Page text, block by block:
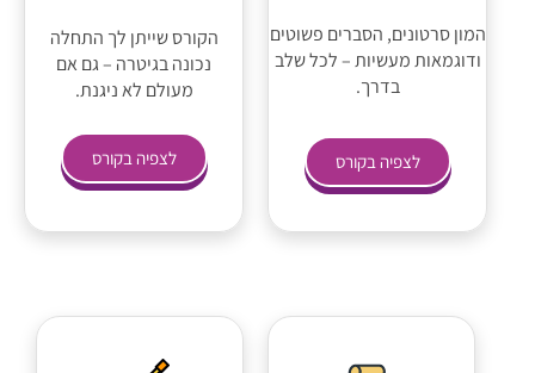
המון סרטונים, הסברים פשוטים
ודוגמאות מעשיות – לכל שלב
בדרך.
לצפיה בקורס
הקורס שייתן לך התחלה
נכונה בגיטרה – גם אם
מעולם לא ניגנת.
לצפיה בקורס